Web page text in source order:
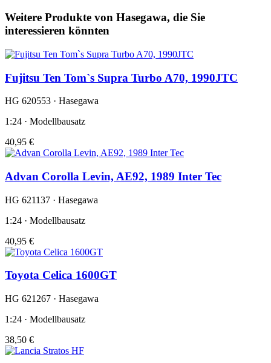
Weitere Produkte von Hasegawa, die Sie
interessieren könnten
Fujitsu Ten Tom`s Supra Turbo A70, 1990JTC
HG 620553 · Hasegawa
1:24 · Modellbausatz
40,95 €
Advan Corolla Levin, AE92, 1989 Inter Tec
HG 621137 · Hasegawa
1:24 · Modellbausatz
40,95 €
Toyota Celica 1600GT
HG 621267 · Hasegawa
1:24 · Modellbausatz
38,50 €